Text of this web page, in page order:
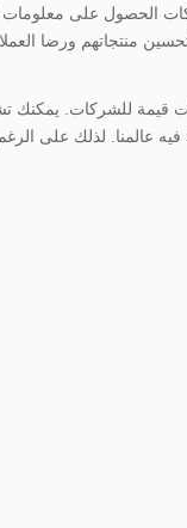
الحصول على
للشركات. يمكنك